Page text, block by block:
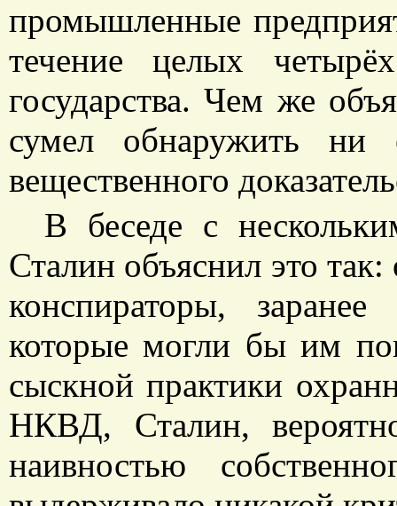
промышленные
течение целых
государства. Чем же
сумел обнаружить
вещественного
В беседе с
Сталин объяснил это
конспираторы,
которые могли бы им
сыскной практики
НКВД, Сталин,
наивностью